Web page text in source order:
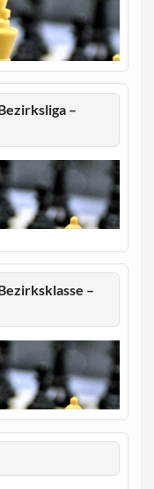
–
–